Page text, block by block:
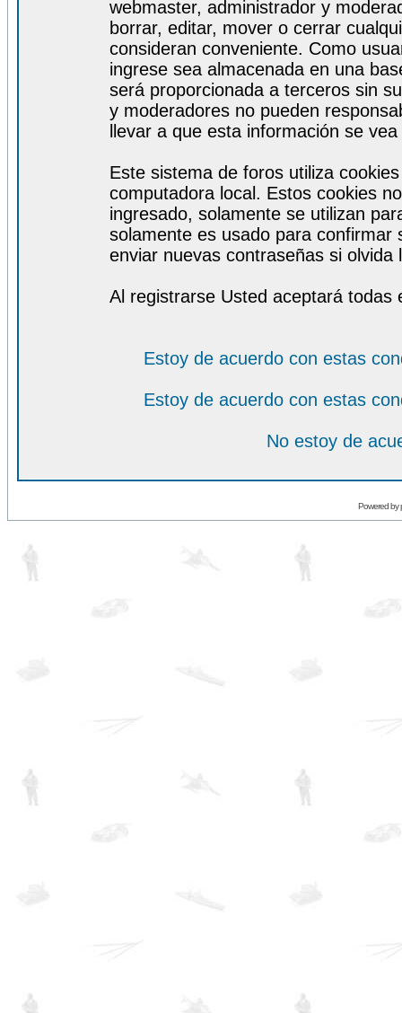
webmaster, administrador y
borrar, editar, mover o cerrar
consideran conveniente. Como
ingrese sea almacenada en una
será proporcionada a terceros sin
y moderadores no pueden
llevar a que esta información se
Este sistema de foros utiliza
computadora local. Estos cookies
ingresado, solamente se utilizan
solamente es usado para
enviar nuevas contraseñas si olvida
Al registrarse Usted aceptará todas
Estoy de acuerdo con estas
Estoy de acuerdo con estas
No estoy de
Powered by